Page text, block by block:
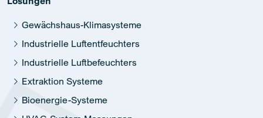
Gewächshaus-Klimasysteme
Industrielle Luftentfeuchters
Industrielle Luftbefeuchters
Extraktion Systeme
Bioenergie-Systeme